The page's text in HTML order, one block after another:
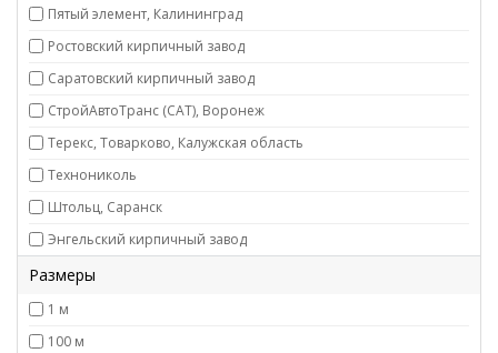
Пятый элемент, Калининград
Ростовский кирпичный завод
Саратовский кирпичный завод
СтройАвтоТранс (САТ), Воронеж
Терекс, Товарково, Калужская область
Технониколь
Штольц, Саранск
Энгельский кирпичный завод
Размеры
1 м
100 м